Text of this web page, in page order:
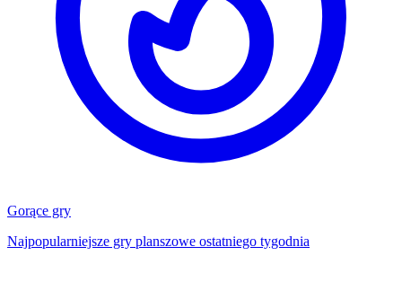
Gorące gry
Najpopularniejsze gry planszowe ostatniego tygodnia